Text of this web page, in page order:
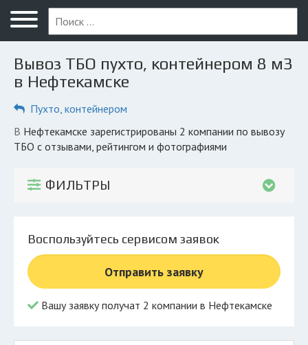
Меню
Главная
Вопрос юристу
Компании
Экоблог
© 2026 Все права защищены
Вывоз ТБО пухто, контейнером 8 м3
в Нефтекамске
Пухто, контейнером
в Нефтекамске зарегистрированы 2 компании по вывозу
ТБО с отзывами, рейтингом и фотографиями
ФИЛЬТРЫ
Воспользуйтесь сервисом заявок
Отправить заявку
Вашу заявку получат 2 компании в Нефтекамске